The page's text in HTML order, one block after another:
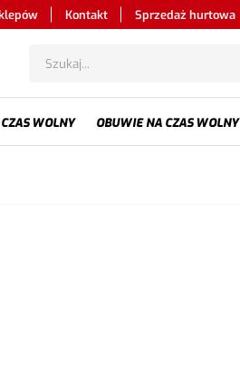
Kontakt Sprzedaż hurtowa
WOLNY OBUWIE NA CZAS WOLNY